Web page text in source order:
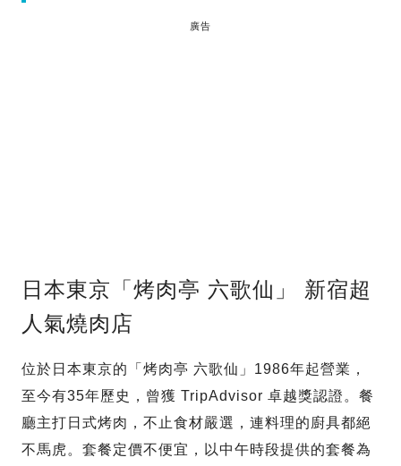
廣告
日本東京「烤肉亭 六歌仙」 新宿超
人氣燒肉店
位於日本東京的「烤肉亭 六歌仙」1986年起營業，
至今有35年歷史，曾獲 TripAdvisor 卓越獎認證。餐
廳主打日式烤肉，不止食材嚴選，連料理的廚具都絕
不馬虎。套餐定價不便宜，以中午時段提供的套餐為